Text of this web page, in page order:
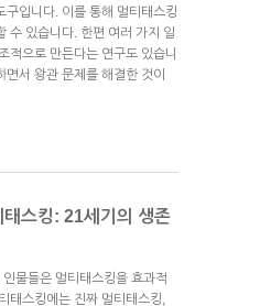
구입니다. 이를 통해 멀티태스킹
수 있습니다. 한편 여러 가지 일
적으로 만든다는 연구도 있습니
서 왕관 문제를 해결한 것이
스킹: 21세기의 생존
물들은 멀티태스킹을 효과적
태스킹에는 진짜 멀티태스킹,